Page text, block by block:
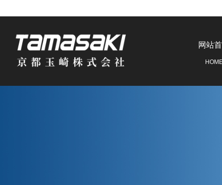
网站